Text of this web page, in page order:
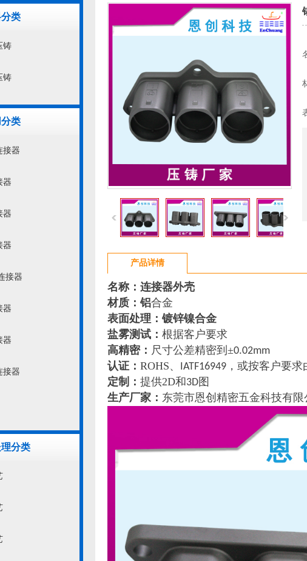
类
铸
铸
类
接器
器
器
器
接器
器
器
接器
分类
产品详情
名称：连接器外壳
材质：铝合金
表面处理：镀锌镍合金
盐雾测试： 根据客户要求
高精密： 尺寸公差精密到 ±0.02mm
认证： ROHS、 IATF16949 ，或按客户要
定制： 提供2D和3D图
生产厂家： 东莞市恩创精密五金科技有限